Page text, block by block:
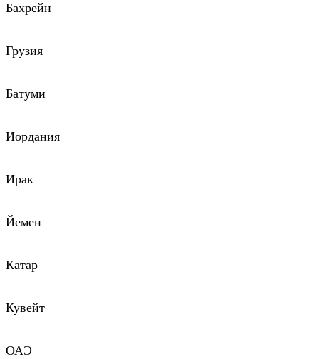
Бахрейн
Грузия
Батуми
Иордания
Ирак
Йемен
Катар
Кувейт
ОАЭ